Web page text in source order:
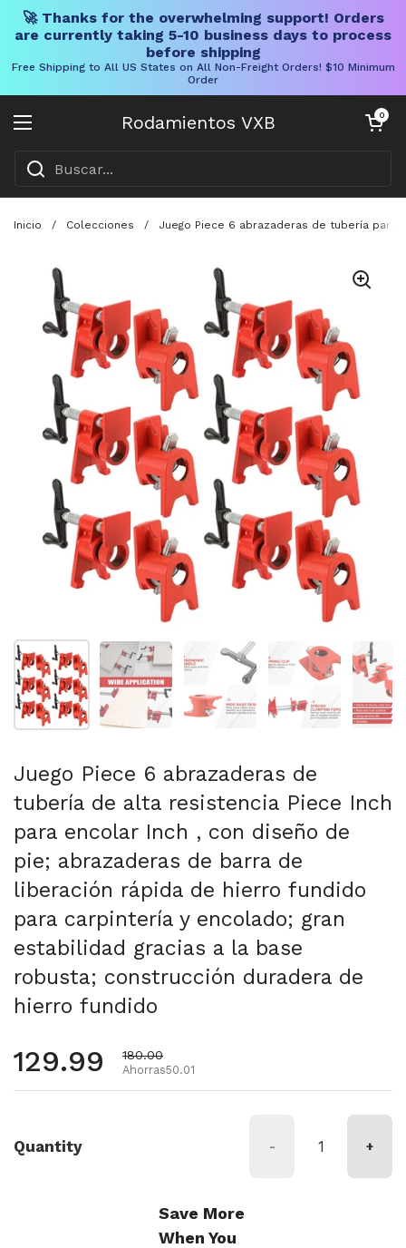
🚀 Thanks for the overwhelming support! Orders
are currently taking 5-10 business days to process
before shipping
Free Shipping to All US States on All Non-Freight Orders! $10 Minimum
Order
Rodamientos VXB
Abrir menú
Carrito0
Inicio / Colecciones / Juego Piece 6 abrazaderas de tubería
Mostrar diapositiva 1Mostrar diapositiva 2Mostrar diapositiva 3
Mostrar
Juego Piece 6 abrazaderas de
tubería de alta resistencia Piece Inch
para encolar Inch , con diseño de
pie; abrazaderas de barra de
liberación rápida de hierro fundido
para carpintería y encolado; gran
estabilidad gracias a la base
robusta; construcción duradera de
hierro fundido
Precio habitual
129.99 Precio de oferta
180.00
Ahorras50.01
Quantity - +
Save More
When You